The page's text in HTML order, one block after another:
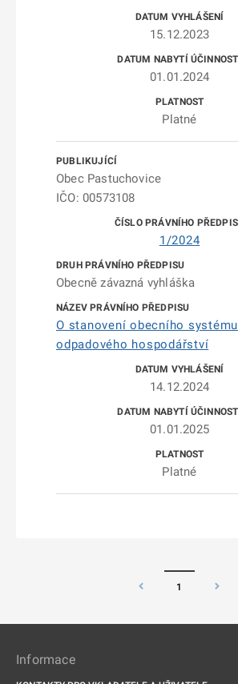
15.12.2023
01.01.2024
Platné
Obec Pastuchovice
IČO: 00573108
1/2024
Obecně závazná vyhláška
O stanovení obecního systému
odpadového hospodářství
14.12.2024
01.01.2025
Platné
1
Informace